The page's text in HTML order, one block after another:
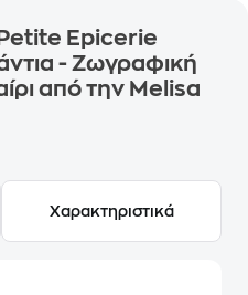
Epicerie
- Ζωγραφική
από την Melisa
Χαρακτηριστικά